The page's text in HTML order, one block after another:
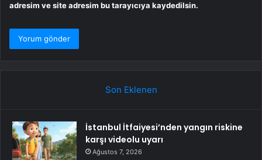
adresim ve site adresim bu tarayıcıya kaydedilsin.
Son Eklenen
İstanbul İtfaiyesi’nden yangın riskine
karşı videolu uyarı
Ağustos 7, 2026